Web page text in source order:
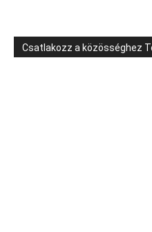
Csatlakozz a közösséghez